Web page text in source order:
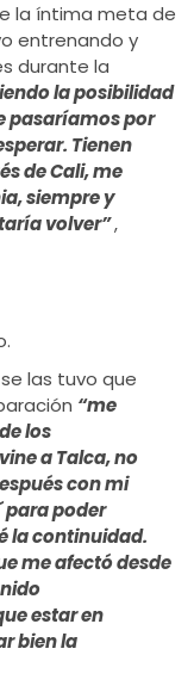
la íntima meta de
entrenando y
durante la
la posibilidad
pasaríamos por
Tienen
de Cali, me
siempre y
volver”,
las tuvo que
“me
los
a Talca, no
con mi
para poder
la continuidad.
me afectó desde
estar en
bien la